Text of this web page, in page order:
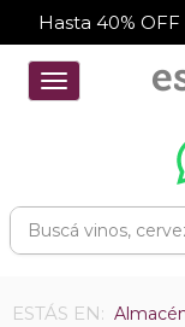
Hasta 40%
Toggle
navigation
ESTÁS EN: